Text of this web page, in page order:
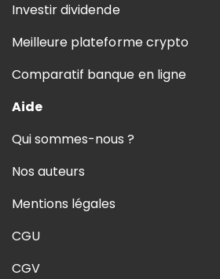
Investir dividende
Meilleure plateforme crypto
Comparatif banque en ligne
Aide
Qui sommes-nous ?
Nos auteurs
Mentions légales
CGU
CGV